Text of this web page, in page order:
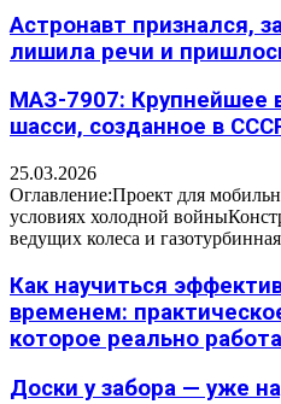
Астронавт признался,
лишила речи и
МАЗ-7907: Крупнейшее
шасси, созданное в
25.03.2026
Оглавление:Проект для
условиях холодной
ведущих колеса и
Как научиться
временем:
которое реально
Доски у забора — уже